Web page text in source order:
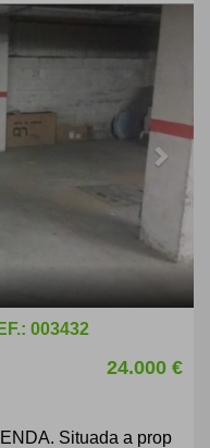
Next
003432
24.000 €
Situada a prop